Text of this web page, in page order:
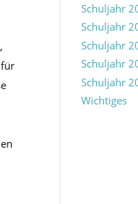
Schuljahr
Schuljahr
Schuljahr
Schuljahr
Schuljahr
Wichtiges